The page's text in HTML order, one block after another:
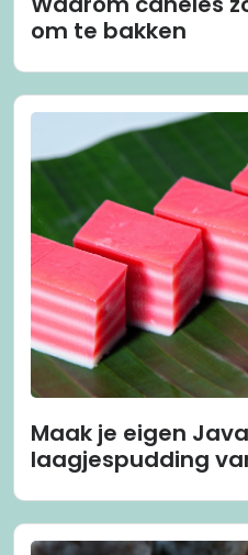
om te bakken
Maak je eigen
laagjespudding